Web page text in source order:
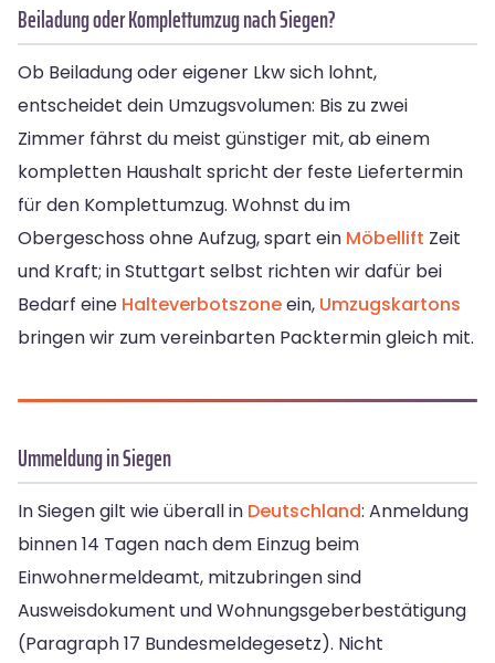
Beiladung oder Komplettumzug nach Siegen?
Ob Beiladung oder eigener Lkw sich lohnt,
entscheidet dein Umzugsvolumen: Bis zu zwei
Zimmer fährst du meist günstiger mit, ab einem
kompletten Haushalt spricht der feste Liefertermin
für den Komplettumzug. Wohnst du im
Obergeschoss ohne Aufzug, spart ein Möbellift Zeit
und Kraft; in Stuttgart selbst richten wir dafür bei
Bedarf eine Halteverbotszoneein, Umzugskartons
bringen wir zum vereinbarten Packtermin gleich mit.
Ummeldung in Siegen
In Siegen gilt wie überall in Deutschland: Anmeldung
binnen 14 Tagen nach dem Einzug beim
Einwohnermeldeamt, mitzubringen sind
Ausweisdokument und Wohnungsgeberbestätigung
(Paragraph 17 Bundesmeldegesetz). Nicht